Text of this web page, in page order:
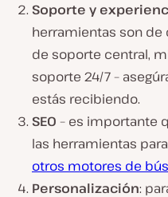
Soporte y
herramientas son
de soporte central,
soporte 24/7 –
estás recibiendo.
SEO – es importante
las herramientas
otros motores de
Personalización: